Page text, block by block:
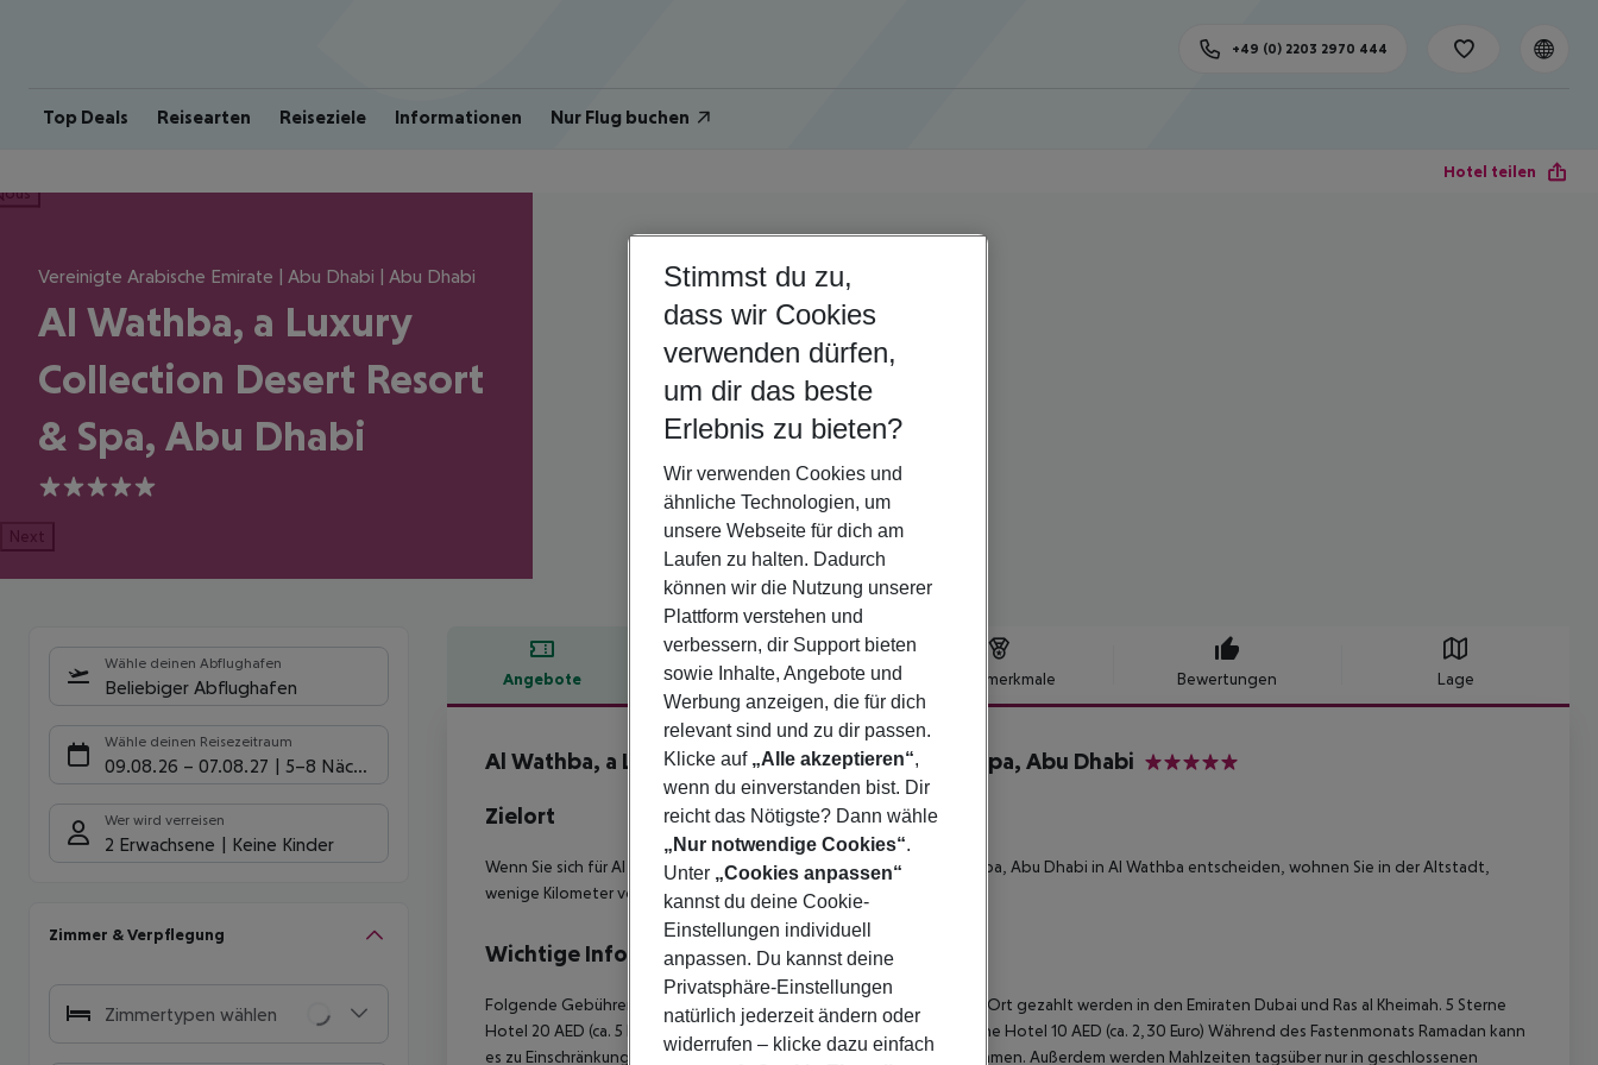
Top Deals Reisearten Reiseziele Informationen Nur Flug buchen
+49 (0) 2203 2970 444
Hotel teilen
Vereinigte Arabische Emirate | Abu Dhabi | Abu Dhabi
Al Wathba, a Luxury
Collection Desert Resort
& Spa, Abu Dhabi
5
Next
Wähle deinen Abflughafen
Beliebiger Abflughafen
Wähle deinen Reisezeitraum
09.08.26 – 07.08.27 5-8 Nächte
Wer wird verreisen
2 Erwachsene Keine Kinder
Zimmer & Verpflegung
Zimmertypen wählen
Angebote Hotelbeschreibung Hotelmerkmale Bewertungen Lage
Hotelbeschreibung
Al Wathba, a Luxury Collection Desert Resort & Spa, Abu Dhabi
Zielort
Wenn Sie sich für Al Wathba, a Luxury Collection Desert Resort and Spa, Abu Dhabi in Al Wathba entscheiden, wohnen Sie in der Altstadt,
wenige Kilometer von Kamelrennbahn entfernt
Wichtige Informationen
Folgende Gebühren fallen pro Zimmer pro Nacht an und müssen vor Ort gezahlt werden in den Emiraten Dubai und Ras al Kheimah. 5 Sterne
Hotel 20 AED (ca. 5 Euro); 4 Sterne Hotel 15 AED (ca. 3,50 Euro); 3 Sterne Hotel 10 AED (ca. 2,30 Euro) Während des Fastenmonats Ramadan kann
es zu Einschränkungen im Hotelbetrieb z.B. im Alkoholausschank kommen. Außerdem werden Mahlzeiten tagsüber nur in geschlossenen
Stimmst du zu,
dass wir Cookies
verwenden dürfen,
um dir das beste
Erlebnis zu bieten?
Wir verwenden Cookies und
ähnliche Technologien, um
unsere Webseite für dich am
Laufen zu halten. Dadurch
können wir die Nutzung unserer
Plattform verstehen und
verbessern, dir Support bieten
sowie Inhalte, Angebote und
Werbung anzeigen, die für dich
relevant sind und zu dir passen.
Klicke auf „Alle akzeptieren“,
wenn du einverstanden bist. Dir
reicht das Nötigste? Dann wähle
„Nur notwendige Cookies“.
Unter „Cookies anpassen“
kannst du deine Cookie-
Einstellungen individuell
anpassen. Du kannst deine
Privatsphäre-Einstellungen
natürlich jederzeit ändern oder
widerrufen – klicke dazu einfach